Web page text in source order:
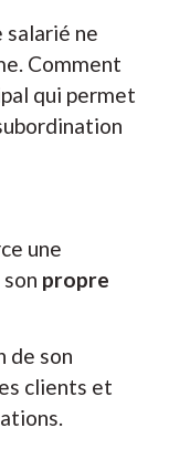
ne
Comment
qui permet
une
propre
de son
clients et